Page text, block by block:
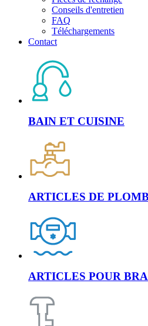
Conseils d'entretien
FAQ
Téléchargements
Contact
BAIN ET CUISINE
ARTICLES DE
ARTICLES POUR